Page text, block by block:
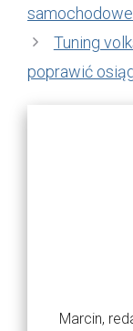
Tuning
poprawić
Marcin,